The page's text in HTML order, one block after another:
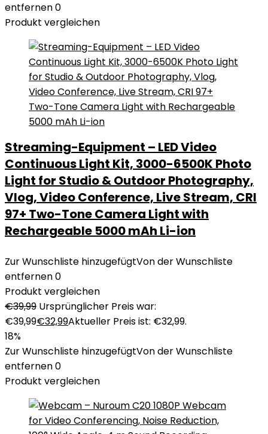
entfernen0
Produkt vergleichen
Streaming-Equipment – LED Video
Continuous Light Kit, 3000-6500K Photo
Light for Studio & Outdoor Photography,
Vlog, Video Conference, Live Stream, CRI
97+ Two-Tone Camera Light with
Rechargeable 5000 mAh Li-ion
Zur Wunschliste hinzugefügtVon der Wunschliste
entfernen0
Produkt vergleichen
€39,99 Ursprünglicher Preis war:
€39,99€32,99Aktueller Preis ist: €32,99.
18%
Zur Wunschliste hinzugefügtVon der Wunschliste
entfernen0
Produkt vergleichen